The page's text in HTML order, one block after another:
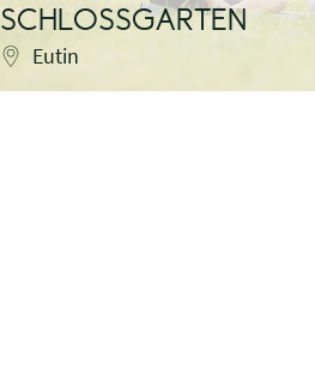
SCHLOSSGARTEN
Eutin